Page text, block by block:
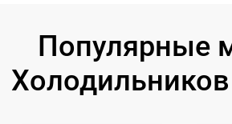
Популярные
Холодильников